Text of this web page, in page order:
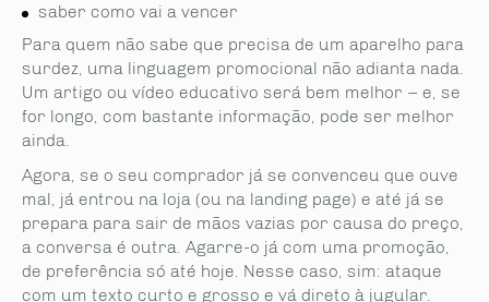
saber como vai a vencer
Para quem não sabe que precisa de um aparelho para
surdez, uma linguagem promocional não adianta nada.
Um artigo ou vídeo educativo será bem melhor – e, se
for longo, com bastante informação, pode ser melhor
ainda.
Agora, se o seu comprador já se convenceu que ouve
mal, já entrou na loja (ou na landing page) e até já se
prepara para sair de mãos vazias por causa do preço,
a conversa é outra. Agarre-o já com uma promoção,
de preferência só até hoje. Nesse caso, sim: ataque
com um texto curto e grosso e vá direto à jugular.